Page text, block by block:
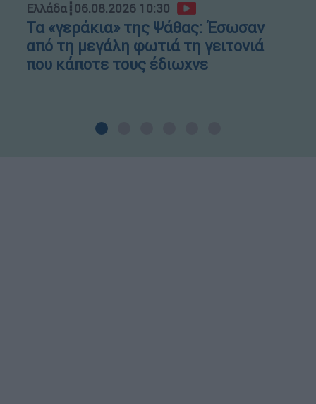
Ελλάδα┋06.08.2026 10:30
Τα «γεράκια» της Ψάθας: Έσωσαν
από τη μεγάλη φωτιά τη γειτονιά
που κάποτε τους έδιωχνε